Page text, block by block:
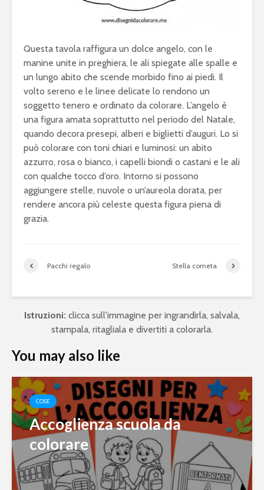
Questa tavola raffigura un dolce angelo, con le
manine unite in preghiera, le ali spiegate alle spalle e
un lungo abito che scende morbido fino ai piedi. Il
volto sereno e le linee delicate lo rendono un
soggetto tenero e ordinato da colorare. L’angelo è
una figura amata soprattutto nel periodo del Natale,
quando decora presepi, alberi e biglietti d’auguri. Lo si
può colorare con toni chiari e luminosi: un abito
azzurro, rosa o bianco, i capelli biondi o castani e le ali
con qualche tocco d’oro. Intorno si possono
aggiungere stelle, nuvole o un’aureola dorata, per
rendere ancora più celeste questa figura piena di
grazia.
Pacchi regalo Stella cometa
Istruzioni: clicca sull'immagine per ingrandirla, salvala,
stampala, ritagliala e divertiti a colorarla.
You may also like
COSE
Accoglienza scuola da
colorare